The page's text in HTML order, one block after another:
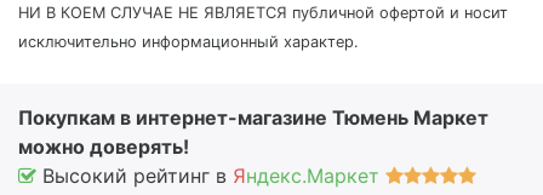
НИ В КОЕМ СЛУЧАЕ НЕ ЯВЛЯЕТСЯ публичной офертой и носит
исключительно информационный характер.
Покупкам в интернет-магазине Тюмень Маркет
можно доверять!
Высокий рейтинг в Яндекс.Маркет